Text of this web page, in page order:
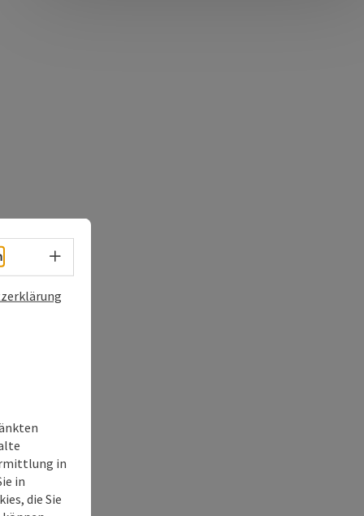
Sprachwahl - Menü öffnen
in
in
die Sie